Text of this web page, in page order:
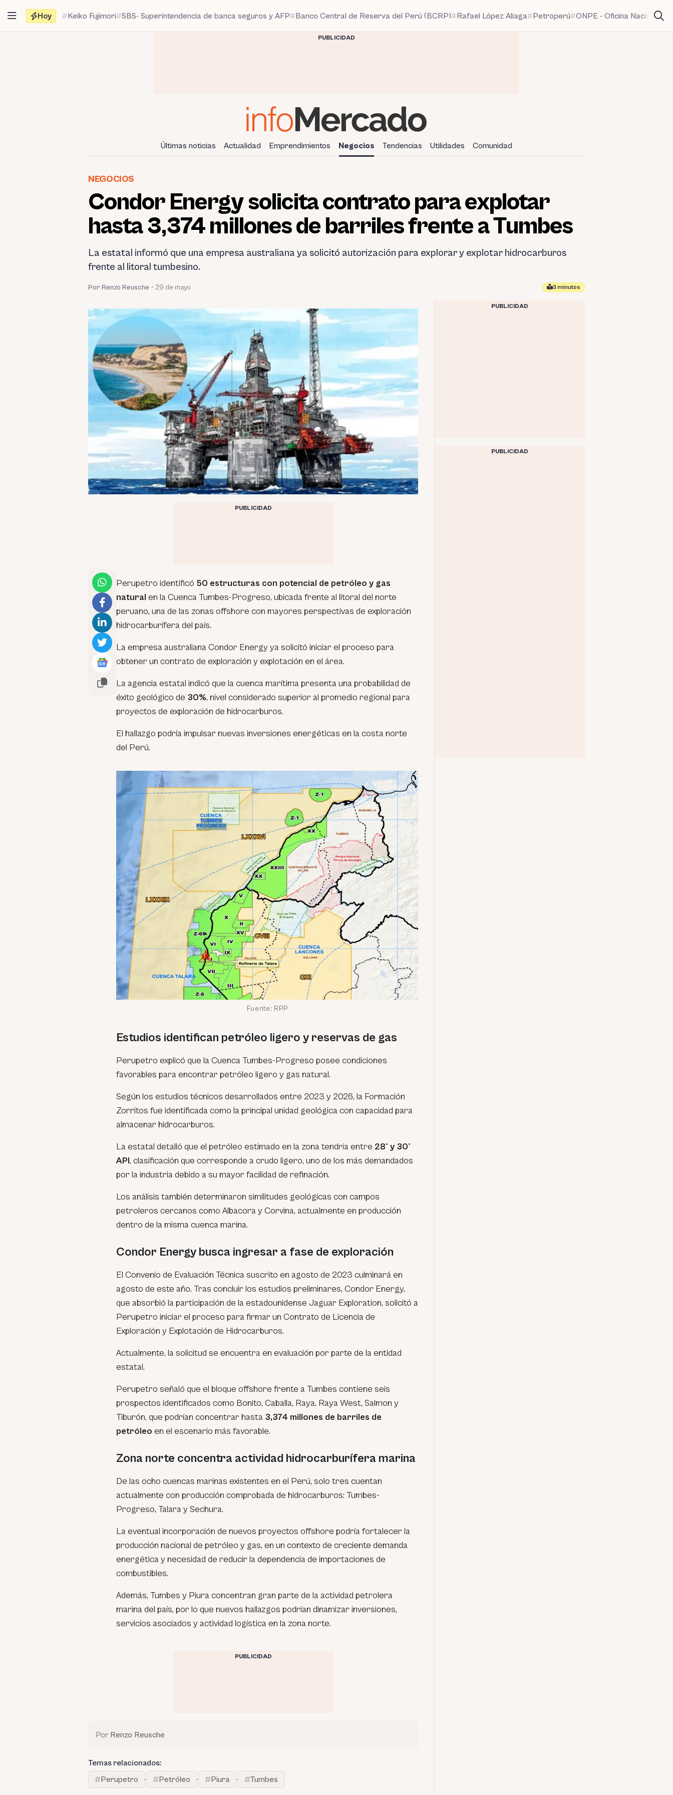
contenido
Hoy Keiko Fujimori SBS- Superintendencia de banca seguros y AFP Banco Central de Reserva del Perú (BCRP) Rafael López Aliaga Petroperú ONPE - Oficina Nacional
PUBLICIDAD
Últimas noticias Actualidad Emprendimientos Negocios Tendencias Utilidades Comunidad
NEGOCIOS
Condor Energy solicita contrato para explotar
hasta 3,374 millones de barriles frente a Tumbes
La estatal informó que una empresa australiana ya solicitó autorización para explorar y explotar hidrocarburos
frente al litoral tumbesino.
Por Renzo Reusche • 29 de mayo 3 minutos
PUBLICIDAD
Perupetro identificó 50 estructuras con potencial de petróleo y gas
natural en la Cuenca Tumbes-Progreso, ubicada frente al litoral del norte
peruano, una de las zonas offshore con mayores perspectivas de exploración
hidrocarburífera del país.
La empresa australiana Condor Energy ya solicitó iniciar el proceso para
obtener un contrato de exploración y explotación en el área.
La agencia estatal indicó que la cuenca marítima presenta una probabilidad de
éxito geológico de 30%, nivel considerado superior al promedio regional para
proyectos de exploración de hidrocarburos.
El hallazgo podría impulsar nuevas inversiones energéticas en la costa norte
del Perú.
Fuente: RPP
Estudios identifican petróleo ligero y reservas de gas
Perupetro explicó que la Cuenca Tumbes-Progreso posee condiciones
favorables para encontrar petróleo ligero y gas natural.
Según los estudios técnicos desarrollados entre 2023 y 2026, la Formación
Zorritos fue identificada como la principal unidad geológica con capacidad para
almacenar hidrocarburos.
La estatal detalló que el petróleo estimado en la zona tendría entre 28° y 30°
API, clasificación que corresponde a crudo ligero, uno de los más demandados
por la industria debido a su mayor facilidad de refinación.
Los análisis también determinaron similitudes geológicas con campos
petroleros cercanos como Albacora y Corvina, actualmente en producción
dentro de la misma cuenca marina.
Condor Energy busca ingresar a fase de exploración
El Convenio de Evaluación Técnica suscrito en agosto de 2023 culminará en
agosto de este año. Tras concluir los estudios preliminares, Condor Energy,
que absorbió la participación de la estadounidense Jaguar Exploration, solicitó a
Perupetro iniciar el proceso para firmar un Contrato de Licencia de
Exploración y Explotación de Hidrocarburos.
Actualmente, la solicitud se encuentra en evaluación por parte de la entidad
estatal.
Perupetro señaló que el bloque offshore frente a Tumbes contiene seis
prospectos identificados como Bonito, Caballa, Raya, Raya West, Salmon y
Tiburón, que podrían concentrar hasta 3,374 millones de barriles de
petróleo en el escenario más favorable.
Zona norte concentra actividad hidrocarburífera marina
De las ocho cuencas marinas existentes en el Perú, solo tres cuentan
actualmente con producción comprobada de hidrocarburos: Tumbes-
Progreso, Talara y Sechura.
La eventual incorporación de nuevos proyectos offshore podría fortalecer la
producción nacional de petróleo y gas, en un contexto de creciente demanda
energética y necesidad de reducir la dependencia de importaciones de
combustibles.
Además, Tumbes y Piura concentran gran parte de la actividad petrolera
marina del país, por lo que nuevos hallazgos podrían dinamizar inversiones,
servicios asociados y actividad logística en la zona norte.
PUBLICIDAD
Por Renzo Reusche
Temas relacionados:
Perupetro
· Petróleo · Piura · Tumbes
PUBLICIDAD
PUBLICIDAD